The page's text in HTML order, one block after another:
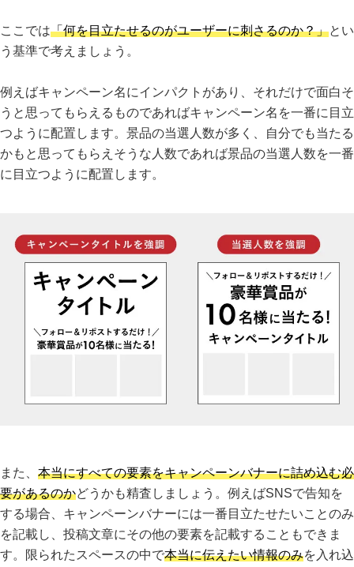
ここでは「何を目立たせるのがユーザーに刺さるのか？」とい
う基準で考えましょう。
例えばキャンペーン名にインパクトがあり、それだけで面白そ
うと思ってもらえるものであればキャンペーン名を一番に目立
つように配置します。景品の当選人数が多く、自分でも当たる
かもと思ってもらえそうな人数であれば景品の当選人数を一番
に目立つように配置します。
また、 本当にすべての要素をキャンペーンバナーに詰め込む必
要があるのかどうかも精査しましょう。例えばSNSで告知を
する場合、キャンペーンバナーには一番目立たせたいことのみ
を記載し、投稿文章にその他の要素を記載することもできま
す。限られたスペースの中で本当に伝えたい情報のみを入れ込